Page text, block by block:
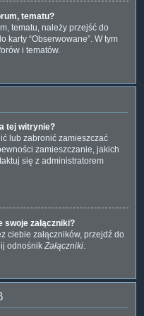
tematu?
tematu, należy przejść do
karty “Obserwowane”. W tym
i tematów.
tej witrynie?
lub zabronić zamieszczać
zamieszczanie, jakich
się z administratorem
swoje załączniki?
ciebie załączników, przejdź do
odnośnik Załączniki.